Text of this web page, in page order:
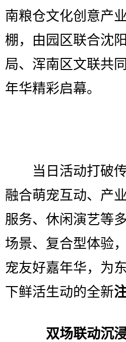
南粮仓文化创意产
棚，由园区联合沈
局、浑南区文联共
年华精彩启幕。
当日活动打破传
融合萌宠互动、产
服务、休闲演艺等
场景、复合型体验
宠友好嘉年华，为
下鲜活生动的全新
双场联动沉